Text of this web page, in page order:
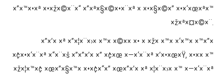
×”×™×•×ª ×•×ž×©×¨×“ ×”×ª×§×©×•×¨×ª × ×•×§×©×” ×•×‘×œ×ª×™
×ž×ª×¤×©×¨.
×”×’× ×ª ×”×¦×¨×›× ×™× ×©×× ×• × ×ž× ×™× ×‘×™× ×™×”×
×¢×•×‘×¨×ª ×“×¨×š ×”×”×’× ×” ×¢×œ ×—×‘×¨×ª ×’×•×œ×Ÿ, ×•×× ×™
×ž×¦×™×¢ ×œ×”×§×™× ×•×¢×“×” ×œ×”×’× ×ª ×¦×¨×›× ×™ ×—×‘×¨×ª